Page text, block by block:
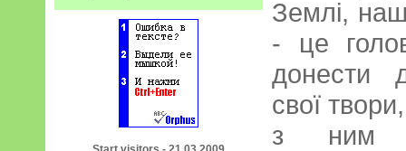
Землі,
- це
донести
свої
з ним